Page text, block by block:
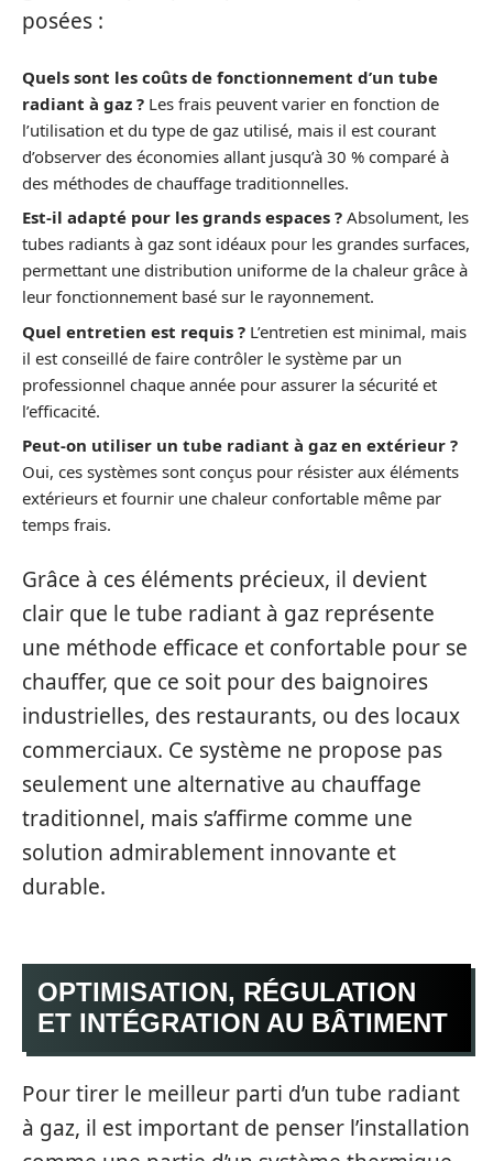
posées :
Quels sont les coûts de fonctionnement d’un tube
radiant à gaz ? Les frais peuvent varier en fonction de
l’utilisation et du type de gaz utilisé, mais il est courant
d’observer des économies allant jusqu’à 30 % comparé à
des méthodes de chauffage traditionnelles.
Est-il adapté pour les grands espaces ? Absolument, les
tubes radiants à gaz sont idéaux pour les grandes surfaces,
permettant une distribution uniforme de la chaleur grâce à
leur fonctionnement basé sur le rayonnement.
Quel entretien est requis ? L’entretien est minimal, mais
il est conseillé de faire contrôler le système par un
professionnel chaque année pour assurer la sécurité et
l’efficacité.
Peut-on utiliser un tube radiant à gaz en extérieur ?
Oui, ces systèmes sont conçus pour résister aux éléments
extérieurs et fournir une chaleur confortable même par
temps frais.
Grâce à ces éléments précieux, il devient
clair que le tube radiant à gaz représente
une méthode efficace et confortable pour se
chauffer, que ce soit pour des baignoires
industrielles, des restaurants, ou des locaux
commerciaux. Ce système ne propose pas
seulement une alternative au chauffage
traditionnel, mais s’affirme comme une
solution admirablement innovante et
durable.
OPTIMISATION, RÉGULATION
ET INTÉGRATION AU BÂTIMENT
Pour tirer le meilleur parti d’un tube radiant
à gaz, il est important de penser l’installation